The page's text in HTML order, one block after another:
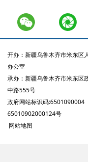
开办：新疆乌鲁木齐市米东区
办公室
承办：新疆乌鲁木齐市米东区
中路555号
政府网站标识码
65010902000124号
网站地图